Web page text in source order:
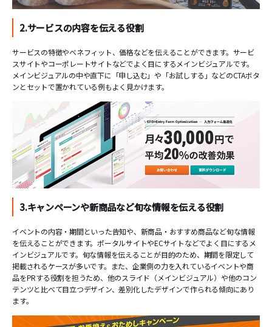
2.サービスの内容を伝える役割
サービスの特徴やベネフィット、価格などを伝えることができます。サービ
スサイトやコーポレートサイトなどでよく目にするメインビジュアルです。
メインビジュアルの中や直下に「申し込む」や「お試しする」などのCTAボタ
ンとセットで置かれている例もよく見かけます。
3.キャンペーンや新商品など旬な情報を伝える役割
イベントの内容・期間といった告知や、新商品・おすすめ商品など旬な情報
を伝えることができます。ポータルサイトやECサイトなどでよく目にするメ
インビジュアルです。旬な情報を伝えることが目的のため、期間を限定して
掲載されるケースが多いです。また、企業側の力を入れているイベントや商
品をPRする役割を担うため、他のスライド（メインビジュアル）や他のコン
テンツと比べて目立つデザイン、差別化したデザインで作られる傾向にあり
ます。